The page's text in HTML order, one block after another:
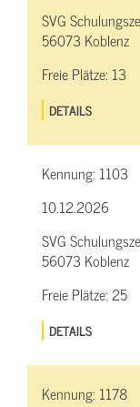
SVG
56073 Koblenz
Freie Plätze: 13
DETAILS
Kennung: 1103
10.12.2026
SVG
56073 Koblenz
Freie Plätze:25
DETAILS
Kennung: 1178